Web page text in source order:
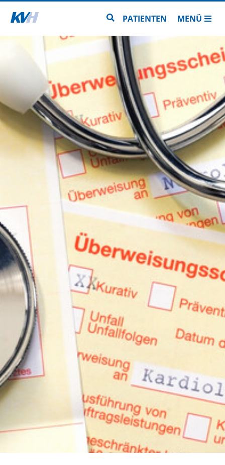
Zur Startseite Zur Seitensuche
PATIENTEN MENÜ